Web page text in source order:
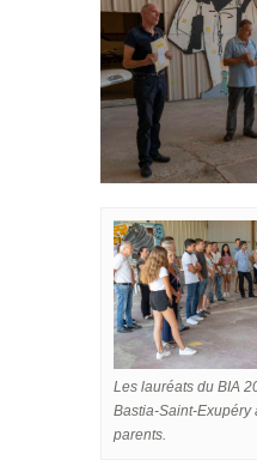
Les lauréats du BIA
Bastia-Saint-Exupéry
parents.